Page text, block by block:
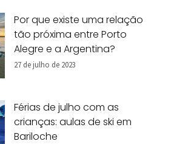
Por que existe uma relação
tão próxima entre Porto
Alegre e a Argentina?
27 de julho de 2023
Férias de julho com as
crianças: aulas de ski em
Bariloche